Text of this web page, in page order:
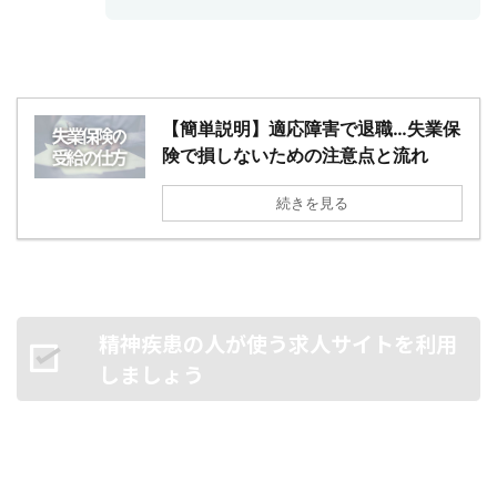
【簡単説明】適応障害で退職…失業保
険で損しないための注意点と流れ
続きを見る
精神疾患の人が使う求人サイトを利用
しましょう